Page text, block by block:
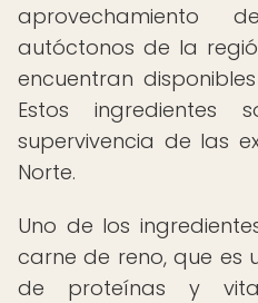
aprovechamiento
autóctonos de la
encuentran
Estos
supervivencia de las
Norte.
Uno de los
carne de reno, que es
de proteínas y